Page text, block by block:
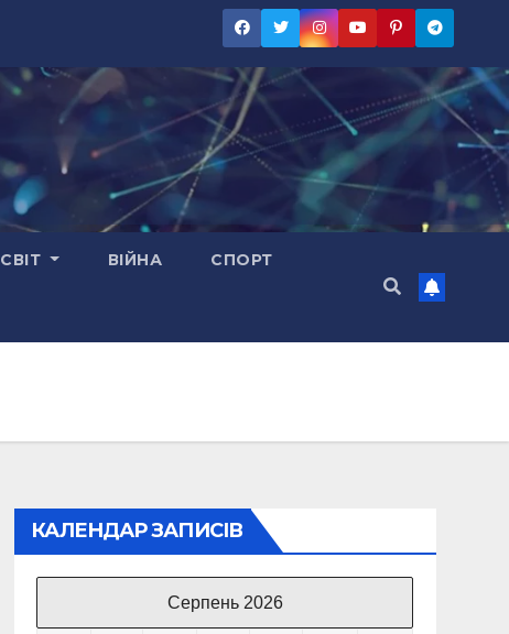
СВІТ ВІЙНА СПОРТ
КАЛЕНДАР ЗАПИСІВ
Серпень 2026